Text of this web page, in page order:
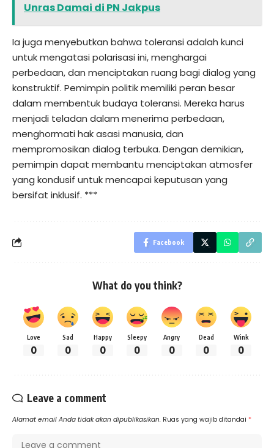
Unras Damai di PN Jakpus
Ia juga menyebutkan bahwa toleransi adalah kunci
untuk mengatasi polarisasi ini, menghargai
perbedaan, dan menciptakan ruang bagi dialog yang
konstruktif. Pemimpin politik memiliki peran besar
dalam membentuk budaya toleransi. Mereka harus
menjadi teladan dalam menerima perbedaan,
menghormati hak asasi manusia, dan
mempromosikan dialog terbuka. Dengan demikian,
pemimpin dapat membantu menciptakan atmosfer
yang kondusif untuk mencapai keputusan yang
bersifat inklusif. ***
Facebook
What do you think?
Love
0
Sad
0
Happy
0
Sleepy
0
Angry
0
Dead
0
Wink
0
Leave a comment
Alamat email Anda tidak akan dipublikasikan. Ruas yang wajib ditandai *